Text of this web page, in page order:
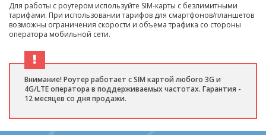
Для работы с роутером используйте SIM-карты с безлимитными
тарифами. При использовании тарифов для смартфонов/планшетов
возможны ограничения скорости и объема трафика со стороны
оператора мобильной сети.
Внимание! Роутер работает с SIM картой любого 3G и
4G/LTE оператора в поддерживаемых частотах. Гарантия -
12 месяцев со дня продажи.